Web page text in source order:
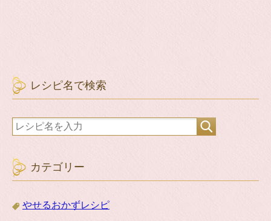
レシピ名で検索
カテゴリー
やせるおかずレシピ